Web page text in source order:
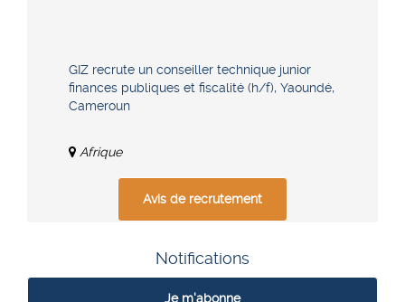
GIZ recrute un conseiller technique junior
finances publiques et fiscalité (h/f), Yaoundé,
Cameroun
Afrique
Avis de recrutement
Notifications
Je m'abonne